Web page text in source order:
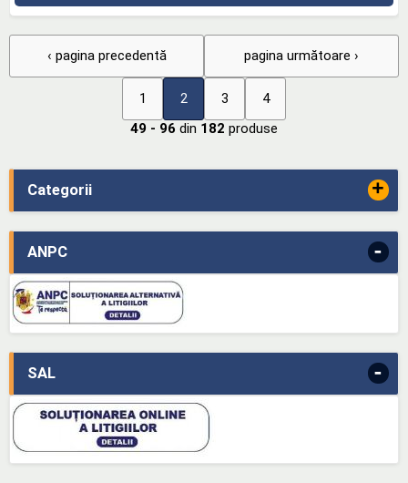
Categorii +
ANPC -
SAL -
‹ pagina precedentă
1 2 3 4
pagina următoare ›
49 - 96 din 182 produse